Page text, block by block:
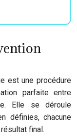
est une procédure
parfaite entre
Elle se déroule
définies, chacune
final.